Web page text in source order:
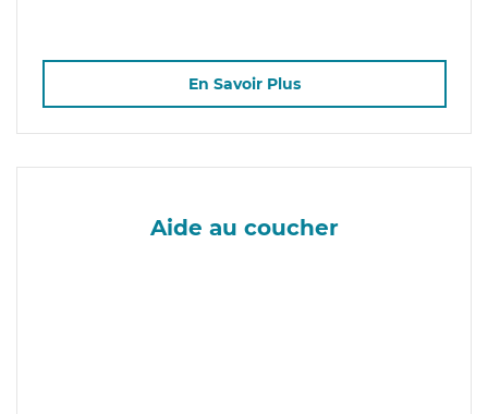
En Savoir Plus
Aide au coucher